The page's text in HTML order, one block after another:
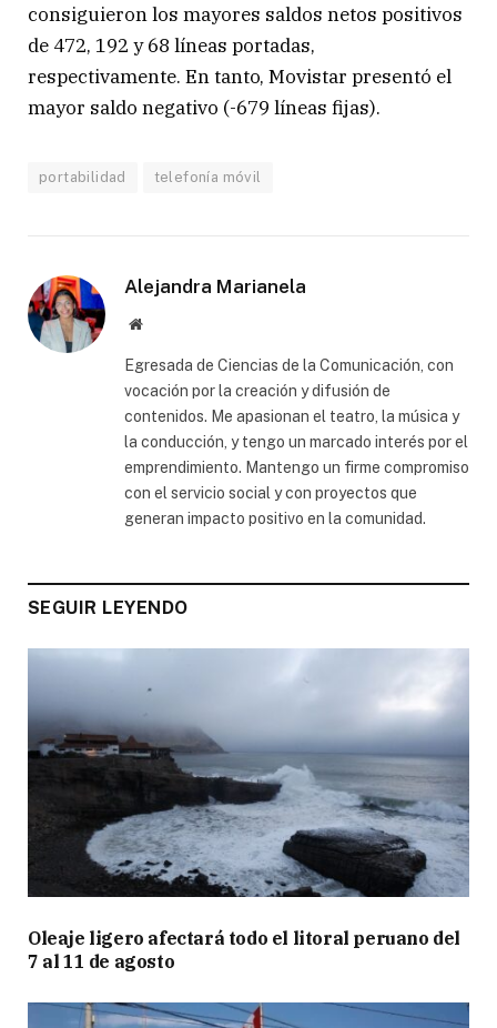
consiguieron los mayores saldos netos positivos
de 472, 192 y 68 líneas portadas,
respectivamente. En tanto, Movistar presentó el
mayor saldo negativo (-679 líneas fijas).
portabilidad telefonía móvil
Alejandra Marianela
Website
Egresada de Ciencias de la Comunicación, con
vocación por la creación y difusión de
contenidos. Me apasionan el teatro, la música y
la conducción, y tengo un marcado interés por el
emprendimiento. Mantengo un firme compromiso
con el servicio social y con proyectos que
generan impacto positivo en la comunidad.
SEGUIR LEYENDO
Oleaje ligero afectará todo el litoral peruano del
7 al 11 de agosto